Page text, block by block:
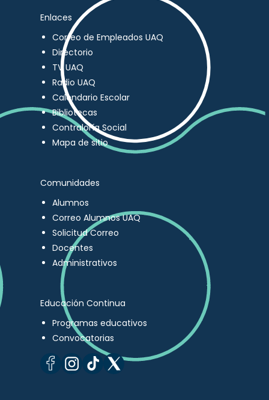
Enlaces
Correo de Empleados UAQ
Directorio
TV UAQ
Radio UAQ
Calendario Escolar
Bibliotecas
Contraloría Social
Mapa de sitio
Comunidades
Alumnos
Correo Alumnos UAQ
Solicitud Correo
Docentes
Administrativos
Educación Continua
Programas educativos
Convocatorias